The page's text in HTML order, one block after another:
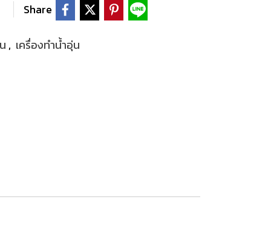
Share
, เครื่องทำน้ำอุ่น